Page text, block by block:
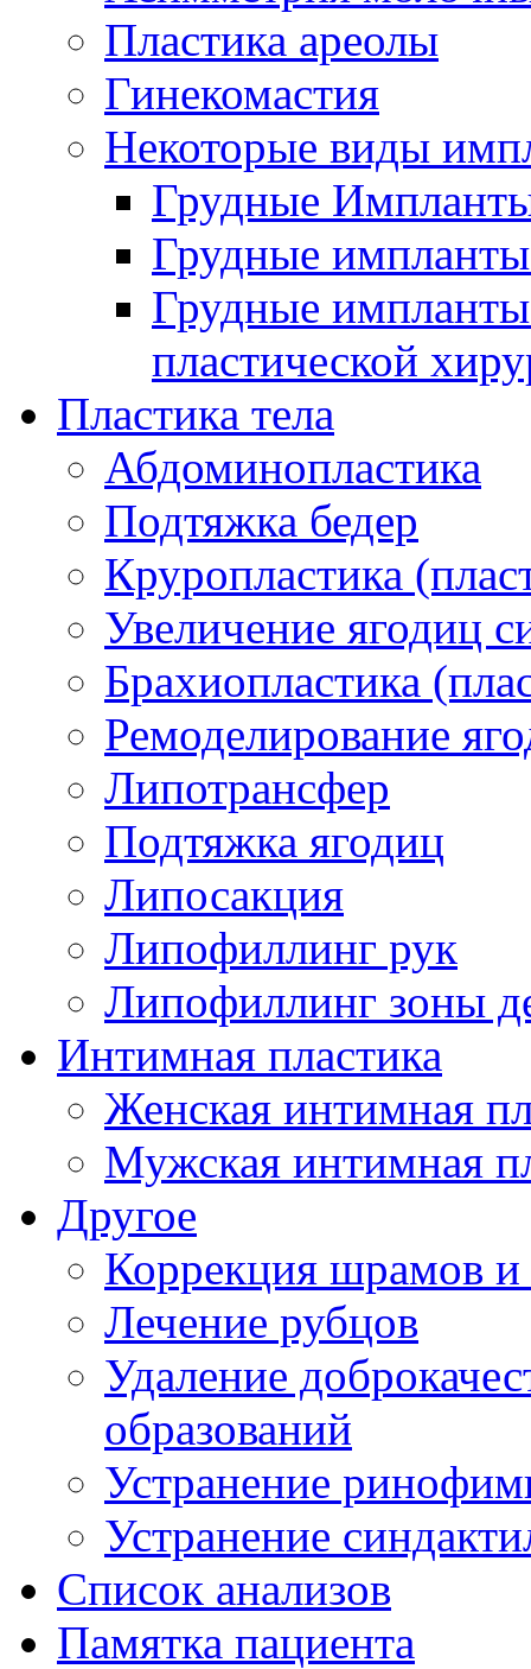
Пластика ареолы
Гинекомастия
Некоторые виды
Грудные
Грудные
Грудные
пластической
Пластика тела
Абдоминопластика
Подтяжка бедер
Круропластика
Увеличение ягодиц
Брахиопластика
Ремоделирование
Липотрансфер
Подтяжка ягодиц
Липосакция
Липофиллинг рук
Липофиллинг зоны
Интимная пластика
Женская интимная
Мужская интимная
Другое
Коррекция шрамов и
Лечение рубцов
Удаление
образований
Устранение
Устранение
Список анализов
Памятка пациента